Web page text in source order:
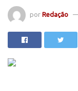
por Redação